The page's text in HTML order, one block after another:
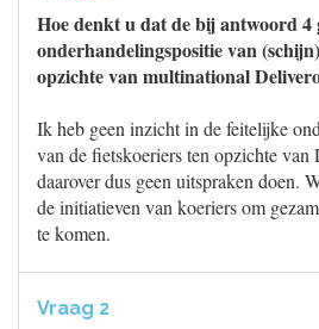
Hoe denkt u dat de bij antwoord 4
onderhandelingspositie van
opzichte van multinational
Ik heb geen inzicht in de feitelijke
van de fietskoeriers ten opzichte van
daarover dus geen uitspraken doen.
de initiatieven van koeriers om
te komen.
Vraag 2